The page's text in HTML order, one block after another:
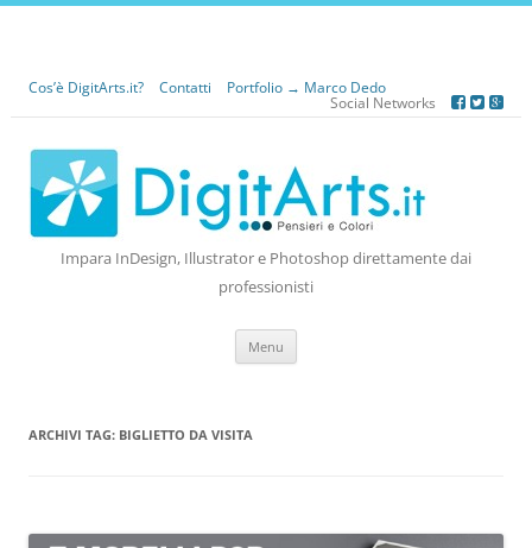
Cos’è DigitArts.it? Contatti
Portfolio → Marco Dedo
Social Networks
Impara InDesign, Illustrator e Photoshop direttamente dai
professionisti
Menu
ARCHIVI TAG: BIGLIETTO DA VISITA